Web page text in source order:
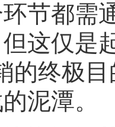
节都需
这仅是
终极目
泥潭。